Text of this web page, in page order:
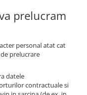
prelucram
personal atat cat
prelucrare
datele
contractuale si